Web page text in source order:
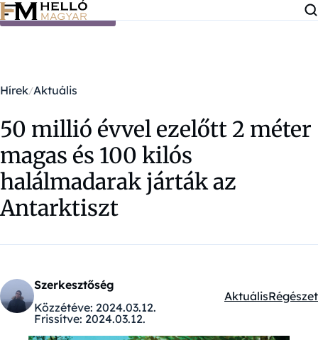
Ugrás a tartalomra
Hírek Aktuális
50 millió évvel ezelőtt 2 méter
magas és 100 kilós
halálmadarak járták az
Antarktiszt
Szerkesztőség
Közzétéve: 2024.03.12.
Frissítve: 2024.03.12.
Kategóriák:
AktuálisRégészet